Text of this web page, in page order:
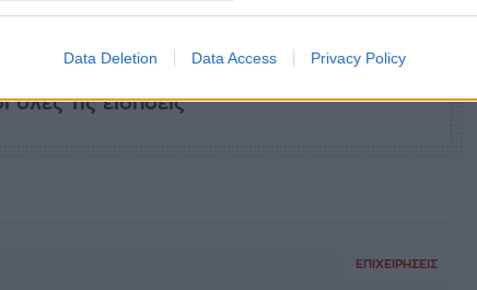
Data Deletion Data Access Privacy Policy
τις ειδήσεις
ΕΠΙΧΕΙΡΉΣΕΙΣ